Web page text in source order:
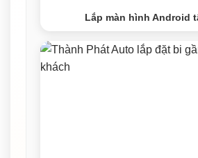
Lắp màn hình Android